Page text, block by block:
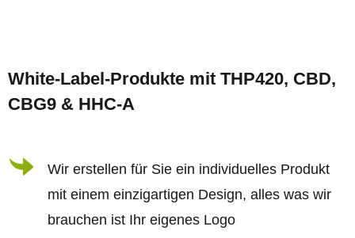
e
e
m
e
u
ß
z
White-Label-Produkte mit THP420, CBD,
CBG9 & HHC-A
Wir erstellen für Sie ein individuelles Produkt
mit einem einzigartigen Design, alles was wir
brauchen ist Ihr eigenes Logo